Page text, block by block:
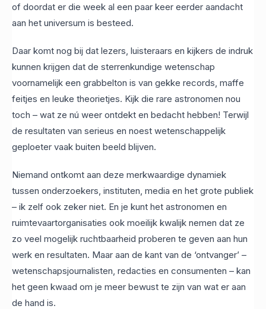
of doordat er die week al een paar keer eerder aandacht
aan het universum is besteed.
Daar komt nog bij dat lezers, luisteraars en kijkers de indruk
kunnen krijgen dat de sterrenkundige wetenschap
voornamelijk een grabbelton is van gekke records, maffe
feitjes en leuke theorietjes. Kijk die rare astronomen nou
toch – wat ze nú weer ontdekt en bedacht hebben! Terwijl
de resultaten van serieus en noest wetenschappelijk
geploeter vaak buiten beeld blijven.
Niemand ontkomt aan deze merkwaardige dynamiek
tussen onderzoekers, instituten, media en het grote publiek
– ik zelf ook zeker niet. En je kunt het astronomen en
ruimtevaartorganisaties ook moeilijk kwalijk nemen dat ze
zo veel mogelijk ruchtbaarheid proberen te geven aan hun
werk en resultaten. Maar aan de kant van de ‘ontvanger’ –
wetenschapsjournalisten, redacties en consumenten – kan
het geen kwaad om je meer bewust te zijn van wat er aan
de hand is.